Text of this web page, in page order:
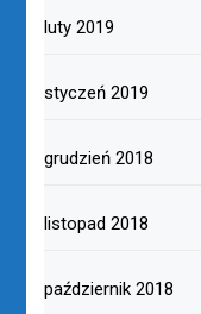
luty 2019
styczeń 2019
grudzień 2018
listopad 2018
październik 2018